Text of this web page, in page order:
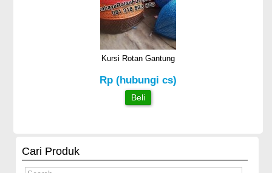
Kursi Rotan Gantung
Rp (hubungi cs)
Beli
Cari Produk